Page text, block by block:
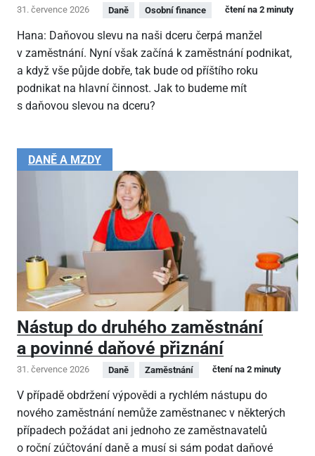
31. července 2026 Daně Osobní finance čtení na 2 minuty
Hana: Daňovou slevu na naši dceru čerpá manžel
v zaměstnání. Nyní však začíná k zaměstnání podnikat,
a když vše půjde dobře, tak bude od příštího roku
podnikat na hlavní činnost. Jak to budeme mít
s daňovou slevou na dceru?
DANĚ A MZDY
Nástup do druhého zaměstnání
a povinné daňové přiznání
31. července 2026 Daně Zaměstnání čtení na 2 minuty
V případě obdržení výpovědi a rychlém nástupu do
nového zaměstnání nemůže zaměstnanec v některých
případech požádat ani jednoho ze zaměstnavatelů
o roční zúčtování daně a musí si sám podat daňové